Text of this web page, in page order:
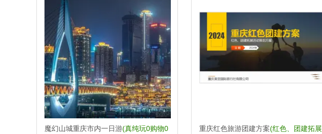
魔幻山城重庆市内一日游(真纯玩0购物0
重庆红色旅游团建方案(红色、团建拓展